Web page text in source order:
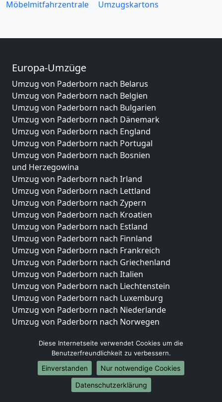
Möbelmitfahrzentrale
Umzugskartons
Europa-Umzüge
Umzug von Paderborn nach Belarus
Umzug von Paderborn nach Belgien
Umzug von Paderborn nach Bulgarien
Umzug von Paderborn nach Dänemark
Umzug von Paderborn nach England
Umzug von Paderborn nach Portugal
Umzug von Paderborn nach Bosnien
und Herzegowina
Umzug von Paderborn nach Irland
Umzug von Paderborn nach Lettland
Umzug von Paderborn nach Zypern
Umzug von Paderborn nach Kroatien
Umzug von Paderborn nach Estland
Umzug von Paderborn nach Finnland
Umzug von Paderborn nach Frankreich
Umzug von Paderborn nach Griechenland
Umzug von Paderborn nach Italien
Umzug von Paderborn nach Liechtenstein
Umzug von Paderborn nach Luxemburg
Umzug von Paderborn nach Niederlande
Umzug von Paderborn nach Norwegen
Umzüge-Deutschlandweit
Umzug von Paderborn nach Berlin
Umzug von Paderborn nach Hamburg
Umzug von Paderborn nach München
Umzug von Paderborn nach Köln
Diese Internetseite verwendet Cookies um die
Benutzerfreundlichkeit zu verbessern.
Einverstanden
Nur notwendige Cookies
Datenschutzerklärung